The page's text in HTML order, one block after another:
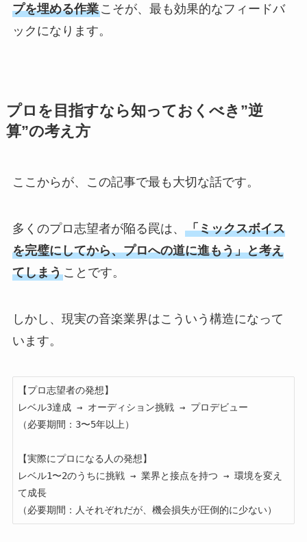
プを埋める作業こそが、最も効果的なフィードバ
ックになります。
プロを目指すなら知っておくべき”逆
算”の考え方
ここからが、この記事で最も大切な話です。
多くのプロ志望者が陥る罠は、 「ミックスボイス
を完璧にしてから、プロへの道に進もう」と考え
てしまうことです。
しかし、現実の音楽業界はこういう構造になって
います。
【プロ志望者の発想】
レベル3達成 → オーディション挑戦 → プロデビュー
（必要期間：3〜5年以上）
【実際にプロになる人の発想】
レベル1〜2のうちに挑戦 → 業界と接点を持つ → 環境を変え
て成長
（必要期間：人それぞれだが、機会損失が圧倒的に少ない）